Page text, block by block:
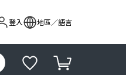
登入 地區／語言